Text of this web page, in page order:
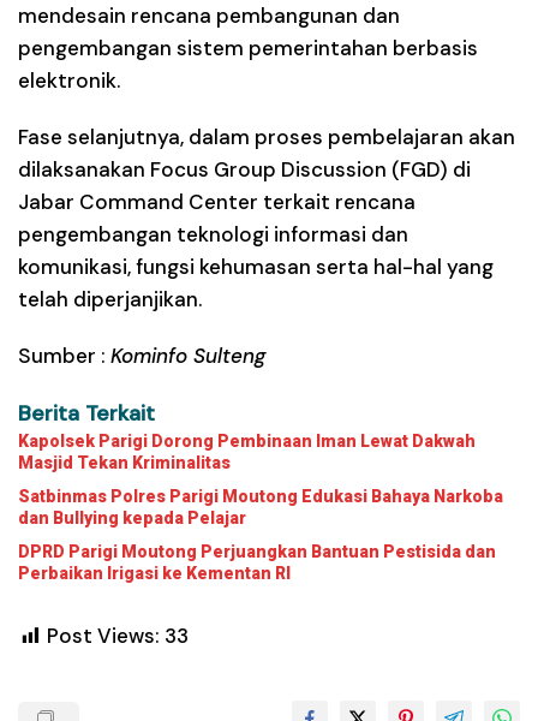
mendesain rencana pembangunan dan
pengembangan sistem pemerintahan berbasis
elektronik.
Fase selanjutnya, dalam proses pembelajaran akan
dilaksanakan Focus Group Discussion (FGD) di
Jabar Command Center terkait rencana
pengembangan teknologi informasi dan
komunikasi, fungsi kehumasan serta hal-hal yang
telah diperjanjikan.
Sumber : Kominfo Sulteng
Berita Terkait
Kapolsek Parigi Dorong Pembinaan Iman Lewat Dakwah
Masjid Tekan Kriminalitas
Satbinmas Polres Parigi Moutong Edukasi Bahaya Narkoba
dan Bullying kepada Pelajar
DPRD Parigi Moutong Perjuangkan Bantuan Pestisida dan
Perbaikan Irigasi ke Kementan RI
Post Views: 33